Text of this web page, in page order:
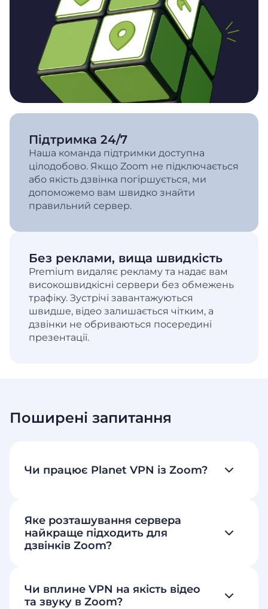
Підтримка 24/7
Наша команда підтримки доступна
цілодобово. Якщо Zoom не підключається
або якість дзвінка погіршується, ми
допоможемо вам швидко знайти
правильний сервер.
Без реклами, вища швидкість
Premium видаляє рекламу та надає вам
високошвидкісні сервери без обмежень
трафіку. Зустрічі завантажуються
швидше, відео залишається чітким, а
дзвінки не обриваються посередині
презентації.
Поширені запитання
Чи працює Planet VPN із Zoom?
Яке розташування сервера
найкраще підходить для
дзвінків Zoom?
Чи вплине VPN на якість відео
та звуку в Zoom?